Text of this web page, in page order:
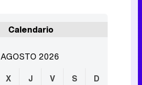
Calendario
AGOSTO 2026
X J V S
D